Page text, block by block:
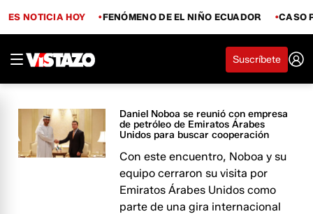
ES NOTICIA HOY FENÓMENO DE EL NIÑO ECUADOR CASO
Suscríbete
Daniel Noboa se reunió con empresa
de petróleo de Emiratos Árabes
Unidos para buscar cooperación
Con este encuentro, Noboa y su
equipo cerraron su visita por
Emiratos Árabes Unidos como
parte de una gira internacional